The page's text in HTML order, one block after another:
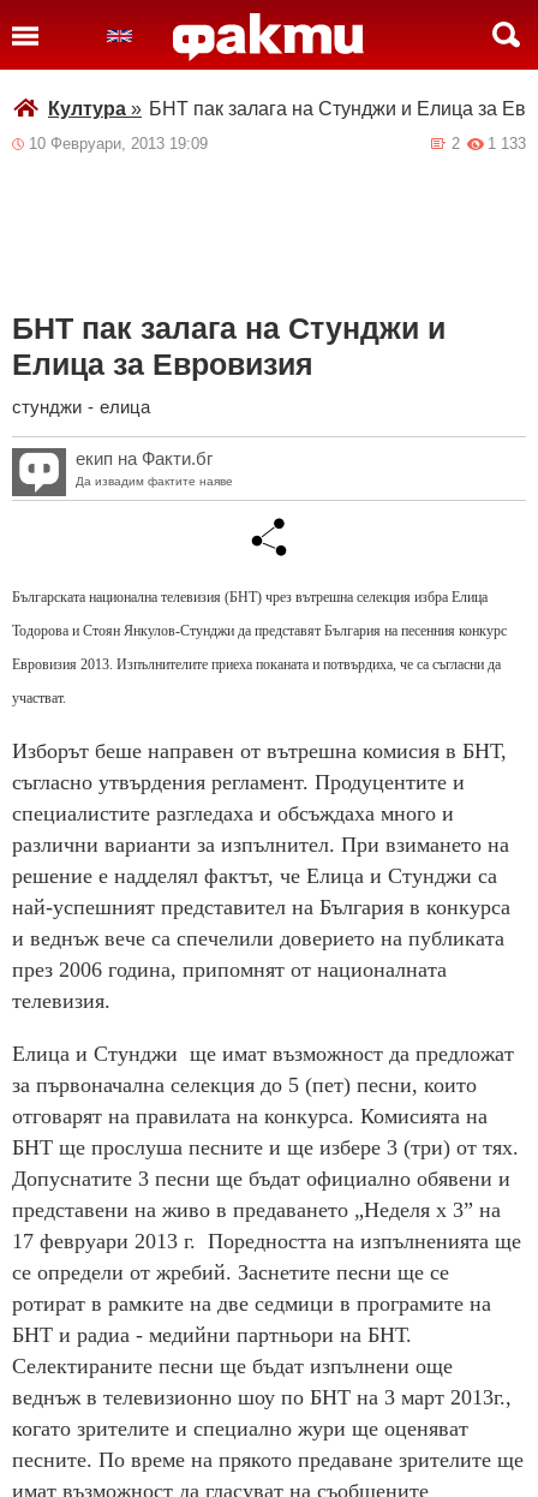
Култура » БНТ пак залага на Стунджи и Елица за
10 Февруари, 2013 19:09 1 133
2
БНТ пак залага на Стунджи и
Елица за Евровизия
стунджи - елица
екип на Факти.бг
Да извадим фактите наяве
Българската национална телевизия (БНТ) чрез вътрешна селекция избра Елица
Тодорова и Стоян Янкулов-Стунджи да представят България на песенния конкурс
Евровизия 2013. Изпълнителите приеха поканата и потвърдиха, че са съгласни да
участват.
Изборът беше направен от вътрешна комисия в БНТ,
съгласно утвърдения регламент. Продуцентите и
специалистите разгледаха и обсъждаха много и
различни варианти за изпълнител. При взимането на
решение е надделял фактът, че Елица и Стунджи са
най-успешният представител на България в конкурса
и веднъж вече са спечелили доверието на публиката
през 2006 година, припомнят от националната
телевизия.
Елица и Стунджи ще имат възможност да предложат
за първоначална селекция до 5 (пет) песни, които
отговарят на правилата на конкурса. Комисията на
БНТ ще прослуша песните и ще избере 3 (три) от тях.
Допуснатите 3 песни ще бъдат официално обявени и
представени на живо в предаването „Неделя х 3” на
17 февруари 2013 г. Поредността на изпълненията ще
се определи от жребий. Заснетите песни ще се
ротират в рамките на две седмици в програмите на
БНТ и радиа - медийни партньори на БНТ.
Селектираните песни ще бъдат изпълнени още
веднъж в телевизионно шоу по БНТ на 3 март 2013г.,
когато зрителите и специално жури ще оценяват
песните. По време на прякото предаване зрителите ще
имат възможност да гласуват на съобщените